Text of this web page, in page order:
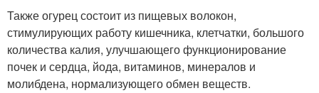
Также огурец состоит из пищевых волокон,
стимулирующих работу кишечника, клетчатки, большого
количества калия, улучшающего функционирование
почек и сердца, йода, витаминов, минералов и
молибдена, нормализующего обмен веществ.